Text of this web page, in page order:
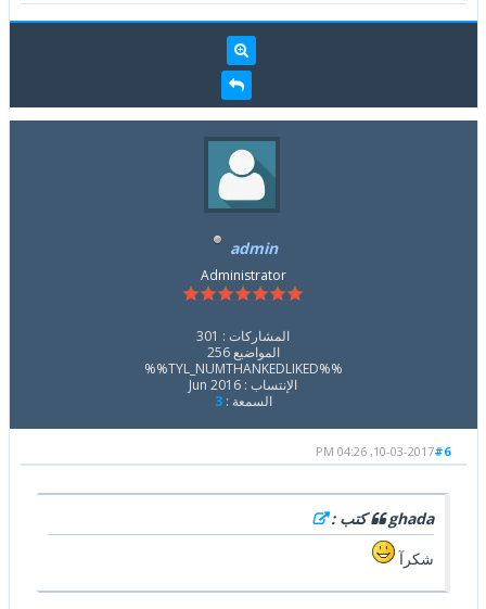
admin
Administrator
المشاركات : 301
المواضيع 256
%%TYL_NUMTHANKEDLIKED%%
الإنتساب : Jun 2016
السمعة :3
#6
10-03-2017, 04:26 PM
ghada كتب :
شكرآ